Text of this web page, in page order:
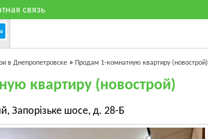
связь
в Днепропетровске » Продам 1-комнатную квартиру (новострой)
квартиру (новострой)
Запорізьке шосе, д. 28-Б